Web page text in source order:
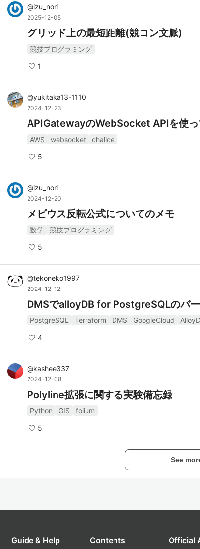
@izu_nori
2025-12-05
グリッド上の最短距離(競コン文脈)
競技プログラミング
1
@yukitaka13-1110
2024-12-23
APIGatewayのWebSocket APIを使
AWS websocket chalice
5
@izu_nori
2024-12-20
メビウス反転公式についてのメモ
数学 競技プログラミング
5
@tekoneko1997
2024-12-12
DMSでalloyDB for PostgreSQLのバ
PostgreSQL Terraform DMS GoogleCloud
4
@kashee337
2024-12-08
Polyline拡張に関する実験備忘録
Python GIS folium
5
See
Guide & Help Contents Official